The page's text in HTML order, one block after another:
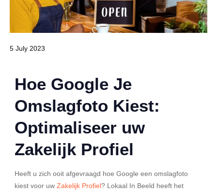
5 July 2023
Hoe Google Je
Omslagfoto Kiest:
Optimaliseer uw
Zakelijk Profiel
Heeft u zich ooit afgevraagd hoe Google een omslagfoto
kiest voor uw Zakelijk Profiel? Lokaal In Beeld heeft het